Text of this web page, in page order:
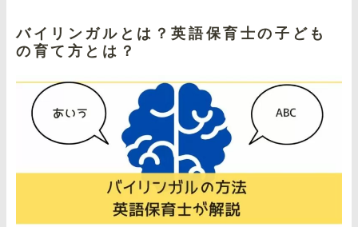
バイリンガルとは？英語保育士の子ども
の育て方とは？